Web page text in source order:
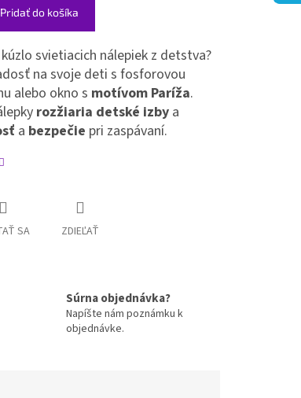
Pridať do košíka
svietiacich nálepiek z detstva?
na svoje deti s fosforovou
alebo okno s motívom Paríža.
rozžiaria detské izbya
a bezpečie pri zaspávaní.
SA ZDIEĽAŤ
Súrna objednávka?
Napíšte nám poznámku k
objednávke.